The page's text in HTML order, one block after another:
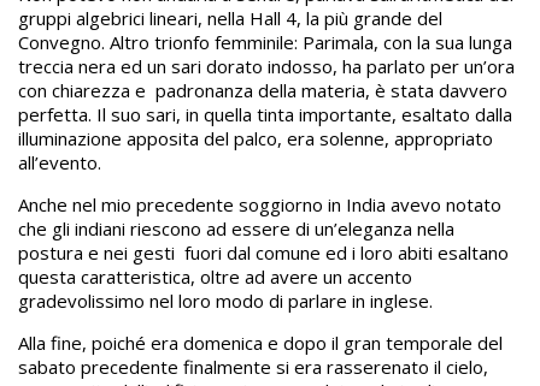
gruppi algebrici lineari, nella Hall 4, la più grande del
Convegno. Altro trionfo femminile: Parimala, con la sua lunga
treccia nera ed un sari dorato indosso, ha parlato per un’ora
con chiarezza e padronanza della materia, è stata davvero
perfetta. Il suo sari, in quella tinta importante, esaltato dalla
illuminazione apposita del palco, era solenne, appropriato
all’evento.
Anche nel mio precedente soggiorno in India avevo notato
che gli indiani riescono ad essere di un’eleganza nella
postura e nei gesti fuori dal comune ed i loro abiti esaltano
questa caratteristica, oltre ad avere un accento
gradevolissimo nel loro modo di parlare in inglese.
Alla fine, poiché era domenica e dopo il gran temporale del
sabato precedente finalmente si era rasserenato il cielo,